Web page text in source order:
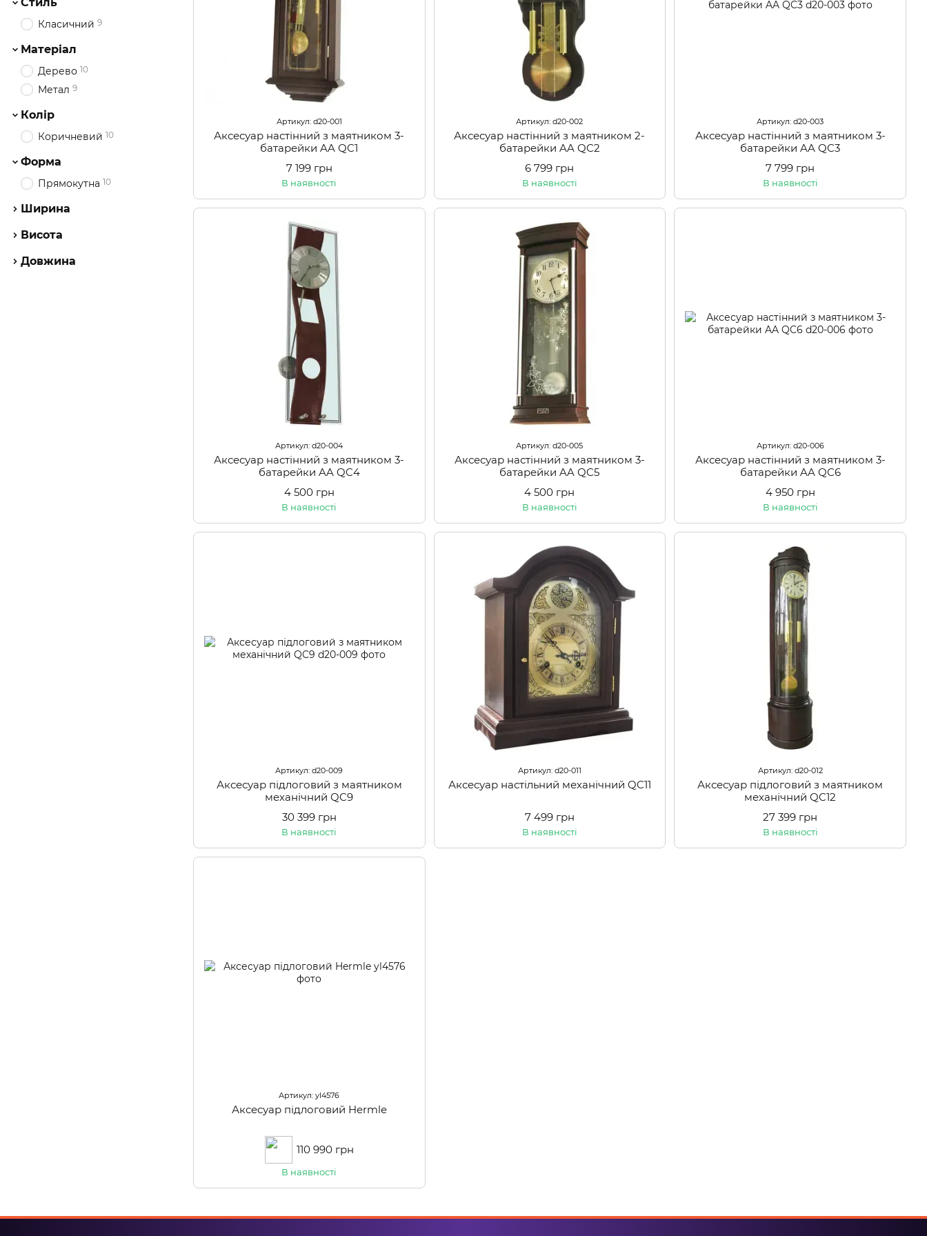
Артикул: d20-001
Аксесуар настінний з маятником 3-
батарейки AA QC1
7 199 грн
В наявності
Артикул: d20-002
Аксесуар настінний з маятником 2-
батарейки AA QC2
6 799 грн
В наявності
Артикул: d20-003
Аксесуар настінний з маятником 3-
батарейки AA QC3
7 799 грн
В наявності
Артикул: d20-004
Аксесуар настінний з маятником 3-
батарейки AA QC4
4 500 грн
В наявності
Артикул: d20-005
Аксесуар настінний з маятником 3-
батарейки AA QC5
4 500 грн
В наявності
Артикул: d20-006
Аксесуар настінний з маятником 3-
батарейки AA QC6
4 950 грн
В наявності
Артикул: d20-009
Аксесуар підлоговий з маятником
механічний QC9
30 399 грн
В наявності
Артикул: d20-011
Аксесуар настільний механічний QC11
7 499 грн
В наявності
Артикул: d20-012
Аксесуар підлоговий з маятником
механічний QC12
27 399 грн
В наявності
Артикул: yl4576
Аксесуар підлоговий Hermle
110 990 грн
В наявності
Класичний 9
Матеріал
Дерево 10
Метал 9
Колір
Коричневий 10
Форма
Прямокутна 10
Ширина
Висота
Довжина